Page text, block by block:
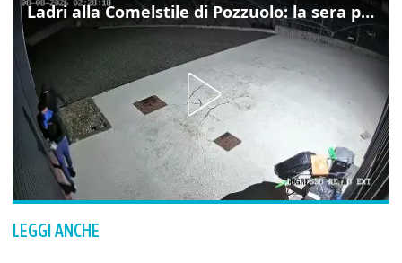
Ladri alla Comelstile di Pozzuolo: la sera prima il tentato furto a Buja, ecco le immagini
LEGGI ANCHE